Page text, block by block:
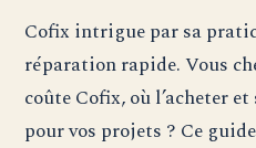
Cofix intrigue par sa
réparation rapide. Vous
coûte Cofix, où l’acheter
pour vos projets ? Ce